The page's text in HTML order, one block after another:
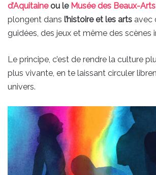
d’Aquitaine ou le Musée des Beaux-Arts
plongent dans l’histoire et les arts avec
guidées, des jeux et même des scènes
Le principe, c’est de rendre la culture
plus vivante, en te laissant circuler
univers.